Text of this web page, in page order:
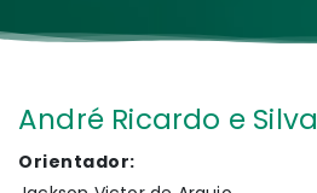
André Ricardo e Silva
Orientador: